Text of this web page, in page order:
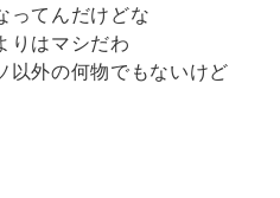
ってんだけどな
りはマシだわ
以外の何物でもないけど